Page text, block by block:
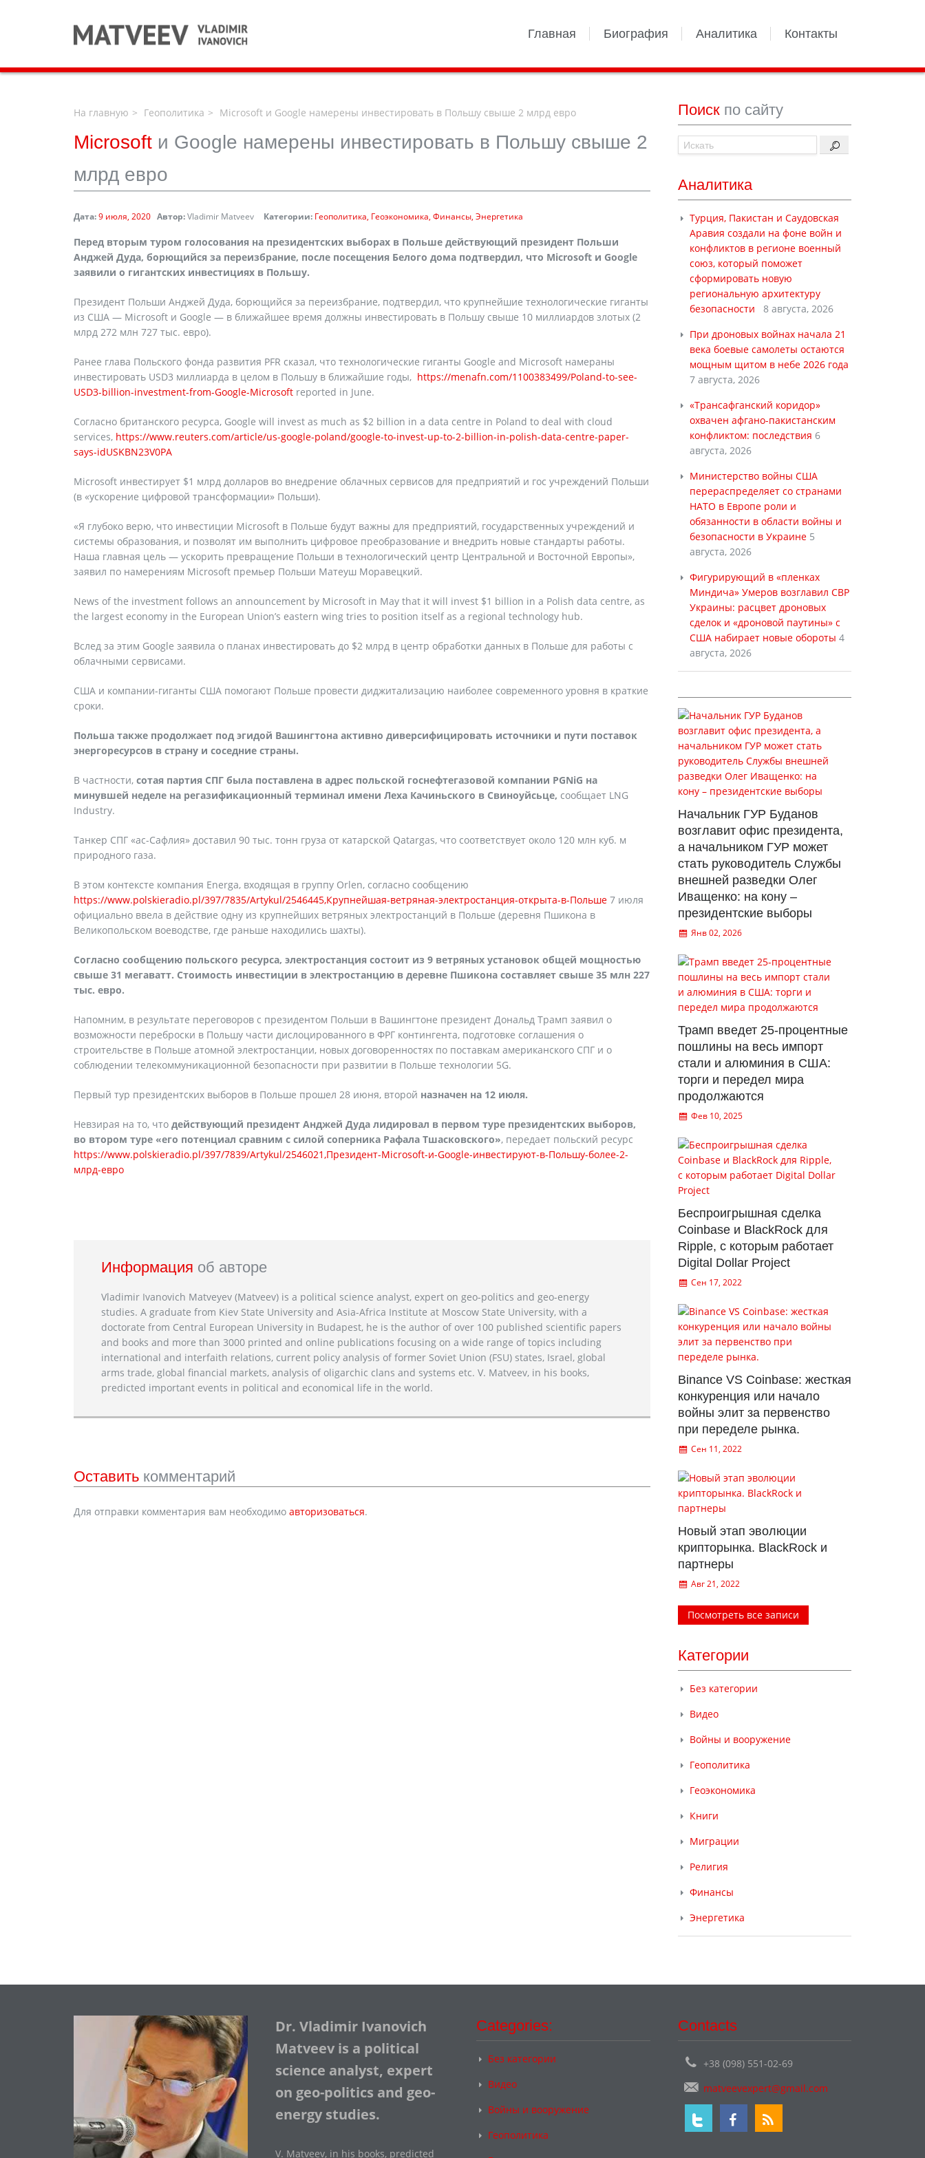
Главная Биография Аналитика Контакты
На главную Геополитика Microsoft и Google намерены инвестировать в Польшу свыше 2 млрд евро
Microsoft и Google намерены инвестировать в Польшу свыше 2
млрд евро
Дата:9 июля, 2020 Автор:Vladimir Matveev Категории: Геополитика Геоэкономика Финансы Энергетика
Перед вторым туром голосования на президентских выборах в Польше действующий президент Польши
Анджей Дуда, борющийся за переизбрание, после посещения Белого дома подтвердил, что Microsoft и Google
заявили о гигантских инвестициях в Польшу.
Президент Польши Анджей Дуда, борющийся за переизбрание, подтвердил, что крупнейшие технологические гиганты
из США — Microsoft и Google — в ближайшее время должны инвестировать в Польшу свыше 10 миллиардов злотых (2
млрд 272 млн 727 тыс. евро).
Ранее глава Польского фонда развития PFR сказал, что технологические гиганты Google and Microsoft намераны
инвестировать USD3 миллиарда в целом в Польшу в ближайшие годы, https://menafn.com/1100383499/Poland-to-see-
USD3-billion-investment-from-Google-Microsoft reported in June.
Согласно британского ресурса, Google will invest as much as $2 billion in a data centre in Poland to deal with cloud
services, https://www.reuters.com/article/us-google-poland/google-to-invest-up-to-2-billion-in-polish-data-centre-paper-
says-idUSKBN23V0PA
Microsoft инвестирует $1 млрд долларов во внедрение облачных сервисов для предприятий и гос учреждений Польши
(в «ускорение цифровой трансформации» Польши).
«Я глубоко верю, что инвестиции Microsoft в Польше будут важны для предприятий, государственных учреждений и
системы образования, и позволят им выполнить цифровое преобразование и внедрить новые стандарты работы.
Наша главная цель — ускорить превращение Польши в технологический центр Центральной и Восточной Европы»,
заявил по намерениям Microsoft премьер Польши Матеуш Моравецкий.
News of the investment follows an announcement by Microsoft in May that it will invest $1 billion in a Polish data centre, as
the largest economy in the European Union’s eastern wing tries to position itself as a regional technology hub.
Вслед за этим Google заявила о планах инвестировать до $2 млрд в центр обработки данных в Польше для работы с
облачными сервисами.
США и компании-гиганты США помогают Польше провести диджитализацию наиболее современного уровня в краткие
сроки.
Польша также продолжает под эгидой Вашингтона активно диверсифицировать источники и пути поставок
энергоресурсов в страну и соседние страны.
В частности, сотая партия СПГ была поставлена в адрес польской госнефтегазовой компании PGNiG на
минувшей неделе на регазификационный терминал имени Леха Качиньского в Свиноуйсьце, сообщает LNG
Industry.
Танкер СПГ «ас-Сафлия» доставил 90 тыс. тонн груза от катарской Qatargas, что соответствует около 120 млн куб. м
природного газа.
В этом контексте компания Energa, входящая в группу Orlen, согласно сообщению
https://www.polskieradio.pl/397/7835/Artykul/2546445,Крупнейшая-ветряная-электростанция-открыта-в-Польше 7 июля
официально ввела в действие одну из крупнейших ветряных электростанций в Польше (деревня Пшикона в
Великопольском воеводстве, где раньше находились шахты).
Согласно сообщению польского ресурса, электростанция состоит из 9 ветряных установок общей мощностью
свыше 31 мегаватт. Стоимость инвестиции в электростанцию в деревне Пшикона составляет свыше 35 млн 227
тыс. евро.
Напомним, в результате переговоров с президентом Польши в Вашингтоне президент Дональд Трамп заявил о
возможности переброски в Польшу части дислоцированного в ФРГ контингента, подготовке соглашения о
строительстве в Польше атомной электростанции, новых договоренностях по поставкам американского СПГ и о
соблюдении телекоммуникационной безопасности при развитии в Польше технологии 5G.
Первый тур президентских выборов в Польше прошел 28 июня, второй назначен на 12 июля.
Невзирая на то, что действующий президент Анджей Дуда лидировал в первом туре президентских выборов,
во втором туре «его потенциал сравним с силой соперника Рафала Тшасковского», передает польский ресурс
https://www.polskieradio.pl/397/7839/Artykul/2546021,Президент-Microsoft-и-Google-инвестируют-в-Польшу-более-2-
млрд-евро
Информация об авторе
Vladimir Ivanovich Matveyev (Matveev) is a political science analyst, expert on geo-politics and geo-energy
studies. A graduate from Kiev State University and Asia-Africa Institute at Moscow State University, with a
doctorate from Central European University in Budapest, he is the author of over 100 published scientific papers
and books and more than 3000 printed and online publications focusing on a wide range of topics including
international and interfaith relations, current policy analysis of former Soviet Union (FSU) states, Israel, global
arms trade, global financial markets, analysis of oligarchic clans and systems etc. V. Matveev, in his books,
predicted important events in political and economical life in the world.
Оставить комментарий
Для отправки комментария вам необходимо авторизоваться.
Поиск по сайту
Аналитика
Турция, Пакистан и Саудовская
Аравия создали на фоне войн и
конфликтов в регионе военный
союз, который поможет
сформировать новую
региональную архитектуру
безопасности
8 августа, 2026
При дроновых войнах начала 21
века боевые самолеты остаются
мощным щитом в небе 2026 года
7 августа, 2026
«Трансафганский коридор»
охвачен афгано-пакистанским
конфликтом: последствия 6
августа, 2026
Министерство войны США
перераспределяет со странами
НАТО в Европе роли и
обязанности в области войны и
безопасности в Украине 5
августа, 2026
Фигурирующий в «пленках
Миндича» Умеров возглавил СВР
Украины: расцвет дроновых
сделок и «дроновой паутины» с
США набирает новые обороты 4
августа, 2026
Начальник ГУР Буданов
возглавит офис президента,
а начальником ГУР может
стать руководитель Службы
внешней разведки Олег
Иващенко: на кону –
президентские выборы
Янв 02, 2026
Трамп введет 25-процентные
пошлины на весь импорт
стали и алюминия в США:
торги и передел мира
продолжаются
Фев 10, 2025
Беспроигрышная сделка
Coinbase и BlackRock для
Ripple, с которым работает
Digital Dollar Project
Сен 17, 2022
Binance VS Coinbase: жесткая
конкуренция или начало
войны элит за первенство
при переделе рынка.
Сен 11, 2022
Новый этап эволюции
крипторынка. BlackRock и
партнеры
Авг 21, 2022
Посмотреть все записи
Категории
Без категории
Видео
Войны и вооружение
Геополитика
Геоэкономика
Книги
Миграции
Религия
Финансы
Энергетика
Dr. Vladimir Ivanovich
Matveev is a political
science analyst, expert
on geo-politics and geo-
energy studies.
V. Matveev, in his books, predicted
Categories:
Без категории
Видео
Войны и вооружение
Геополитика
Contacts
+38 (098) 551-02-69
matveevexpert@gmail.com